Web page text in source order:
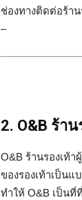
ช่องทางติดต่อร้าน
–
2. O&B ร้า
O&B ร้านรองเท้
ของรองเท้าเป็น
ทำให้ O&B เป็นที่